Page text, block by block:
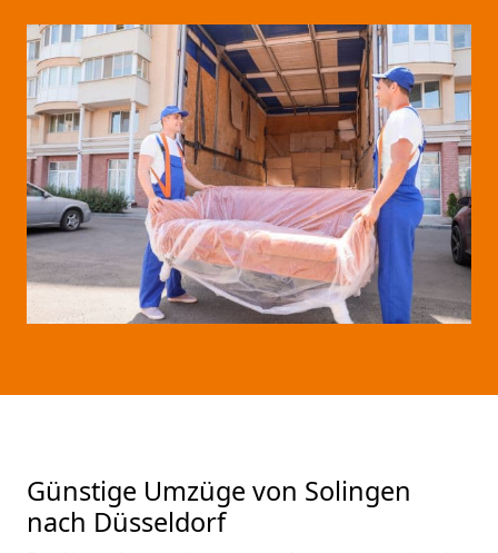
Günstige Umzüge von Solingen
nach Düsseldorf